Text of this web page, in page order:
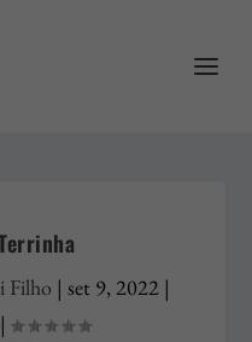
Filho | set 9, 2022 |
|